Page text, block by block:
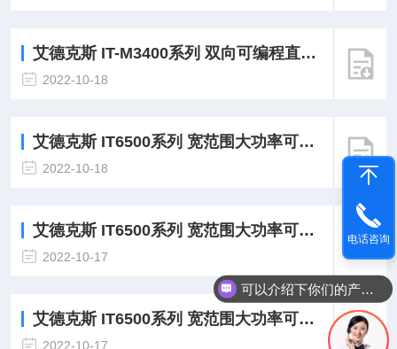
艾德克斯 IT-M3400系列 双向可编程直流电源-产品折页
2022-10-18
艾德克斯 IT6500系列 宽范围大功率可编程直流电源-通讯协议
2022-10-18
艾德克斯 IT6500系列 宽范围大功率可编程直流电源-使用说明
2022-10-17
艾德克斯 IT6500系列 宽范围大功率可编程直流电源产品折页
2022-10-17
电话咨询
可以介绍下你们的产品么